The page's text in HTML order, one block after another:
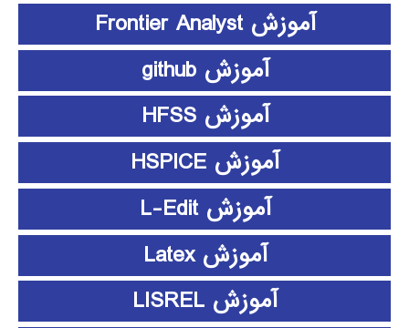
آموزش Frontier Analyst
آموزش github
آموزش HFSS
آموزش HSPICE
آموزش L-Edit
آموزش Latex
آموزش LISREL